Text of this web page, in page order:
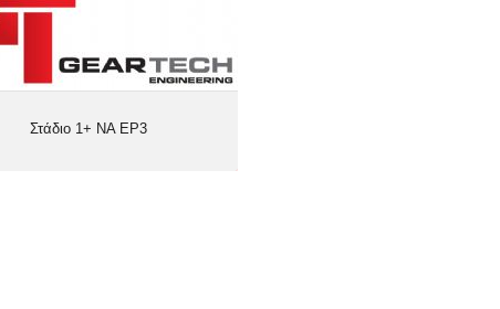
Στάδιο 1+ NA EP3